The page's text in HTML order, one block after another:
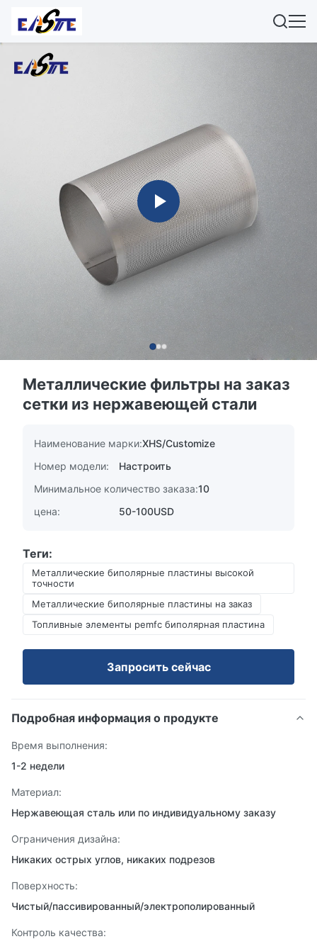
Металлические фильтры на заказ
сетки из нержавеющей стали
Наименование марки:XHS/Customize
Номер модели:
Настроить
Минимальное количество заказа:10
цена:
50-100USD
Теги:
Металлические биполярные пластины высокой
точности
Металлические биполярные пластины на заказ
Топливные элементы pemfc биполярная пластина
Запросить сейчас
Подробная информация о продукте
Время выполнения:
1-2 недели
Материал:
Нержавеющая сталь или по индивидуальному заказу
Ограничения дизайна:
Никаких острых углов, никаких подрезов
Поверхность:
Чистый/пассивированный/электрополированный
Контроль качества: